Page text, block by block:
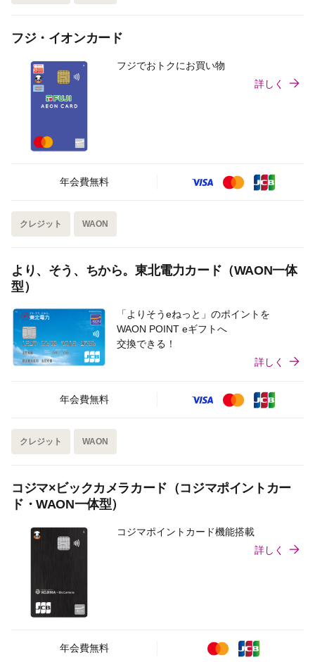
フジ・イオンカード
フジでおトクにお買い物
詳しく
年会費無料
クレジット WAON
より、そう、ちから。東北電力カード（WAON一体
型）
「よりそうeねっと」のポイントを
WAON POINT eギフトへ
交換できる！
詳しく
年会費無料
クレジット WAON
コジマ×ビックカメラカード（コジマポイントカー
ド・WAON一体型）
コジマポイントカード機能搭載
詳しく
年会費無料